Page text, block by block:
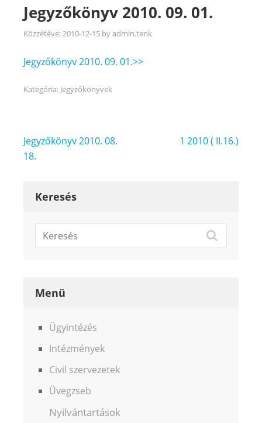
Jegyzőkönyv 2010. 09. 01.
Közzétéve:2010-12-15 byadmin.tenk
Jegyzőkönyv 2010. 09. 01.>>
Kategória: Jegyzőkönyvek
Bejegyzés
navigáció
Jegyzőkönyv 2010. 08.
18.
1 2010 ( II.16.)
Keresés
Menü
Ügyintézés
Intézmények
Civil szervezetek
Üvegzseb
Nyilvántartások